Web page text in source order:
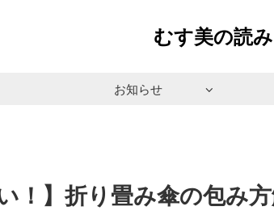
むす美の読
お知らせ
！】折り畳み傘の包み